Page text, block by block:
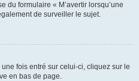
du formulaire « M’avertir lorsqu’une
de surveiller le sujet.
fois entré sur celui-ci, cliquez sur le
en bas de page.